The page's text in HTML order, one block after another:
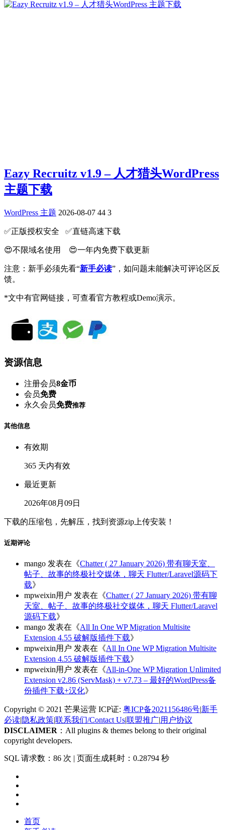
Eazy Recruitz v1.9 – 人才猎头WordPress
主题下载
WordPress 主题 2026-08-07 44 3
✅️正版授权安全 ✅️直链高速下载
😍不限域名使用 😍一年内免费下载更新
注意：新手必须先看“新手必读”，如问题未能解决可评论区反
馈。
*文中有官网链接，可查看官方教程或Demo演示。
资源信息
注册会员8金币
会员免费
永久会员免费推荐
其他信息
有效期
365 天内有效
最近更新
2026年08月09日
下载的压缩包，先解压，找到资源zip上传安装！
近期评论
mango 发表在《Chatter ( 27 January 2026) 带有聊天室、
帖子、故事的终极社交媒体，聊天 Flutter/Laravel源码下
载》
mpweixin用户 发表在《Chatter ( 27 January 2026) 带有聊
天室、帖子、故事的终极社交媒体，聊天 Flutter/Laravel
源码下载》
mango 发表在《All In One WP Migration Multisite
Extension 4.55 破解版插件下载》
mpweixin用户 发表在《All In One WP Migration Multisite
Extension 4.55 破解版插件下载》
mpweixin用户 发表在《All-in-One WP Migration Unlimited
Extension v2.86 (ServMask) + v7.73 – 最好的WordPress备
份插件下载+汉化》
Copyright © 2021 芒果运营 ICP证: 粤ICP备2021156486号|新手
必读|隐私政策|联系我们/Contact Us|联盟推广|用户协议
DISCLAIMER ：All plugins & themes belong to their original
copyright developers.
SQL 请求数：86 次 | 页面生成耗时：0.28794 秒
首页